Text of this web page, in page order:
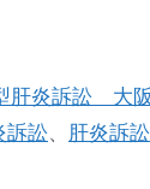
肝炎訴訟 大阪
訴訟、 肝炎訴訟